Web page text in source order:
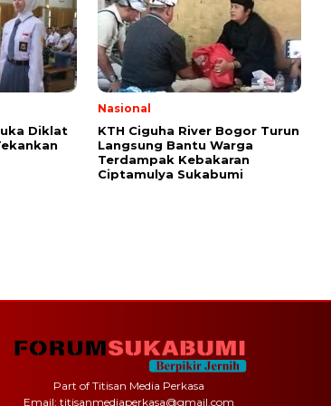
Diklat
Nasional
KTH Ciguha River Bogor Turun
Langsung Bantu Warga
Terdampak Kebakaran
Ciptamulya Sukabumi
Part of Titisan Media Perkasa
Email: titisanmediaperkasa@gmail.com